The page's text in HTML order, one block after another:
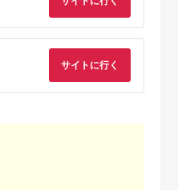
サイトに行く